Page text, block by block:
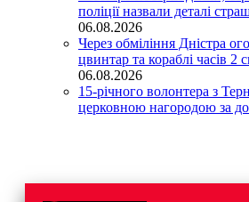
поліції назвали деталі
06.08.2026
Через обміління Дністра
цвинтар та кораблі часів 2
06.08.2026
15-річного волонтера з
церковною нагородою за